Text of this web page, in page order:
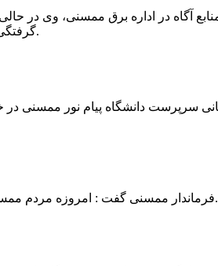
آگاه در اداره برق ممسنی، وی در
گرفتگی شدید شد و جهت درمان به شیراز انتقال یافت.به گفته این منبع آگاه ؛ متاسفانه هر دو دست این نیروی کار به دلیل سوختگی شدید قطع شده است.
فرماندار ممسنی گفت : امروزه مردم ممسنی در ادارات شهرستان نیاز به کارشناس و خدمتگزار دارند و به اندازه کافی کلانتر در شهرستان وجود دارد پس کارشناسان از کلانتری پرهیز نمایند.